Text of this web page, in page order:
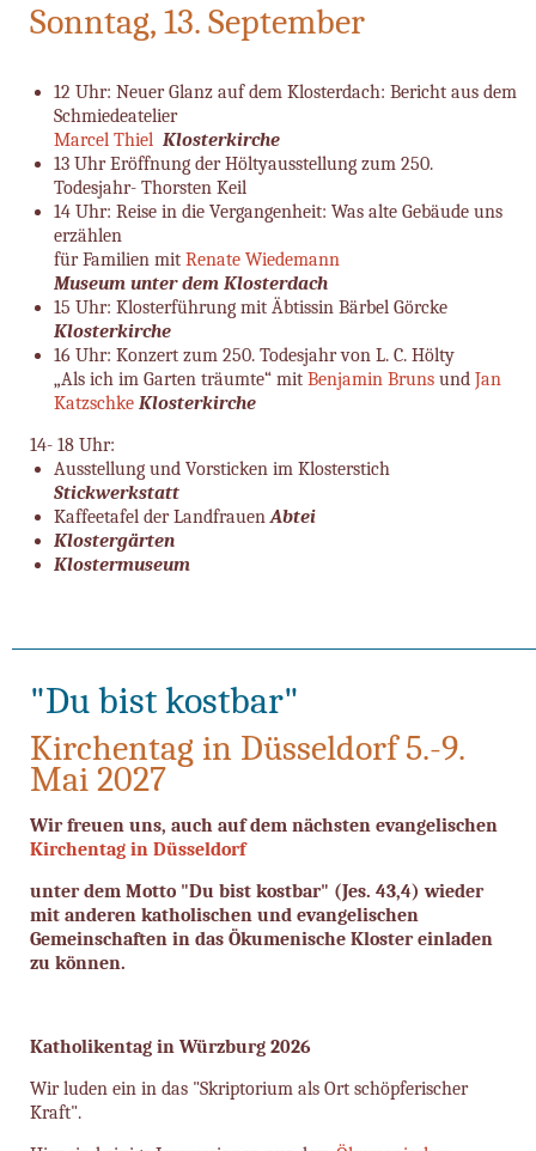
Sonntag, 13. September
12 Uhr: Neuer Glanz auf dem Klosterdach: Bericht aus dem
Schmiedeatelier
Marcel Thiel Klosterkirche
13 Uhr Eröffnung der Höltyausstellung zum 250.
Todesjahr- Thorsten Keil
14 Uhr: Reise in die Vergangenheit: Was alte Gebäude uns
erzählen
für Familien mit Renate Wiedemann
Museum unter dem Klosterdach
15 Uhr: Klosterführung mit Äbtissin Bärbel Görcke
Klosterkirche
16 Uhr: Konzert zum 250. Todesjahr von L. C. Hölty
„Als ich im Garten träumte“ mit Benjamin Bruns und Jan
Katzschke Klosterkirche
14- 18 Uhr:
Ausstellung und Vorsticken im Klosterstich
Stickwerkstatt
Kaffeetafel der LandfrauenAbtei
Klostergärten
Klostermuseum
"Du bist kostbar"
Kirchentag in Düsseldorf 5.-9.
Mai 2027
Wir freuen uns, auch auf dem nächsten evangelischen
Kirchentag in Düsseldorf
unter dem Motto "Du bist kostbar" (Jes. 43,4) wieder
mit anderen katholischen und evangelischen
Gemeinschaften in das Ökumenische Kloster einladen
zu können.
Katholikentag in Würzburg 2026
Wir luden ein in das "Skriptorium als Ort schöpferischer
Kraft".